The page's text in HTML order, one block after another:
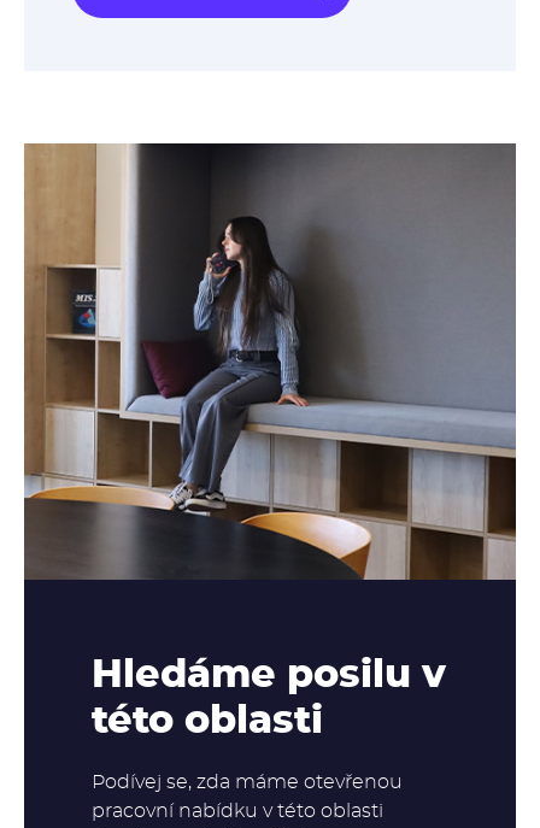
Hledáme posilu v
této oblasti
Podívej se, zda máme otevřenou
pracovní nabídku v této oblasti